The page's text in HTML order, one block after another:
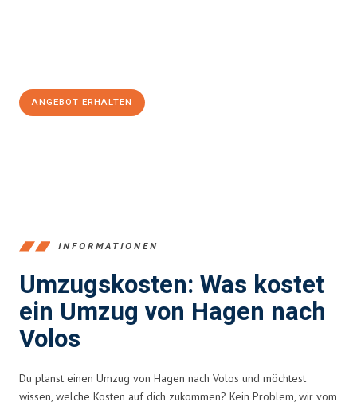
ANGEBOT ERHALTEN
INFORMATIONEN
Umzugskosten: Was kostet
ein Umzug von Hagen nach
Volos
Du planst einen Umzug von Hagen nach Volos und möchtest
wissen, welche Kosten auf dich zukommen? Kein Problem, wir vom